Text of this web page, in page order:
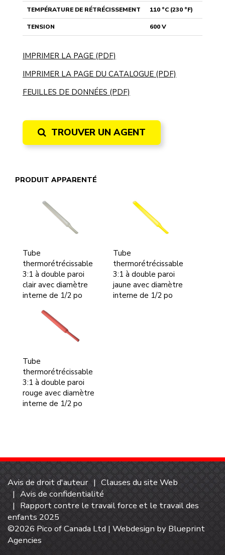
TEMPÉRATURE DE RÉTRÉCISSEMENT 110 °C (230 °F)
TENSION 600 V
IMPRIMER LA PAGE (PDF)
IMPRIMER LA PAGE DU CATALOGUE (PDF)
FEUILLES DE DONNÉES (PDF)
TROUVER UN AGENT
PRODUIT APPARENTÉ
Tube
thermorétrécissable
3:1 à double paroi
clair avec diamètre
interne de 1/2 po
Tube
thermorétrécissable
3:1 à double paroi
jaune avec diamètre
interne de 1/2 po
Tube
thermorétrécissable
3:1 à double paroi
rouge avec diamètre
interne de 1/2 po
Avis de droit d'auteur
Clauses du site Web
Avis de confidentialité
Rapport contre le travail force et le travail des
enfants 2025
©2026 Pico of Canada Ltd | Webdesign by Blueprint
Agencies